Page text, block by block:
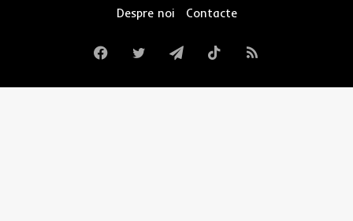
Despre noi Contacte
FacebookTwitterTelegramTikTokRSS